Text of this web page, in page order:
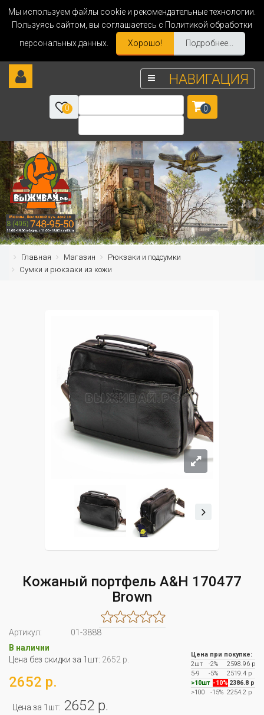
Мы используем файлы cookie и рекомендательные технологии.
Пользуясь сайтом, вы соглашаетесь с Политикой обработки
персональных данных.
Хорошо! Подробнее...
НАВИГАЦИЯ
0 0
Главная Магазин
Рюкзаки и подсумки
Сумки и рюкзаки из кожи
Кожаный портфель A&H 170477
Brown
Артикул:
01-3888
В наличии
Цена без скидки за 1шт: 2652 р.
2652 р.
Цена за 1шт: 2652 р.
Цена при покупке:
2шт
-2%
2598.96 р
5-9
-5%
2519.4 р
>10шт -10% 2386.8 р
>100
-15% 2254.2 р